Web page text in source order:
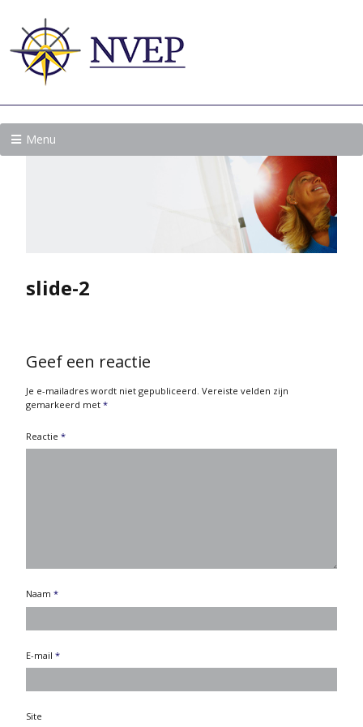
Menu
slide-2
Geef een reactie
Je e-mailadres wordt niet gepubliceerd. Vereiste velden zijn
gemarkeerd met *
Reactie *
Naam *
E-mail *
Site